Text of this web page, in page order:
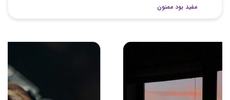
مفید بود ممنون